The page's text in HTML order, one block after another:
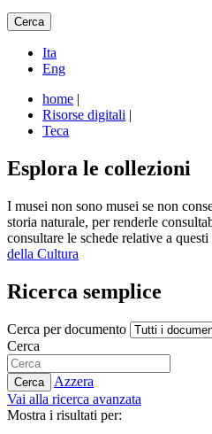
Cerca
Ita
Eng
home |
Risorse digitali |
Teca
Esplora le collezioni
I musei non sono musei se non
storia naturale, per renderle
consultare le schede relative a
della Cultura
Ricerca semplice
Cerca per documento
Cerca
Cerca
Azzera
Vai alla ricerca avanzata
Mostra i risultati per: